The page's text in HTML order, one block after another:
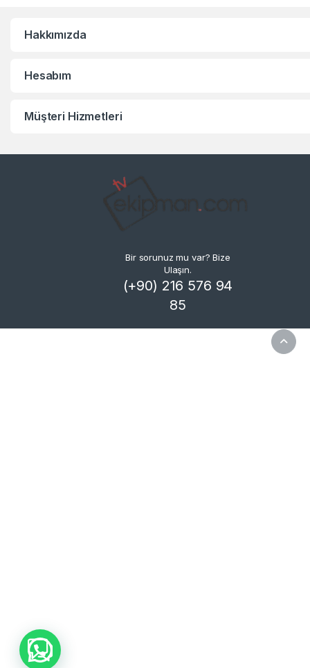
Hakkımızda
Hesabım
Müşteri Hizmetleri
Bir sorunuz mu var? Bize
Ulaşın.
(+90) 216 576 94
85